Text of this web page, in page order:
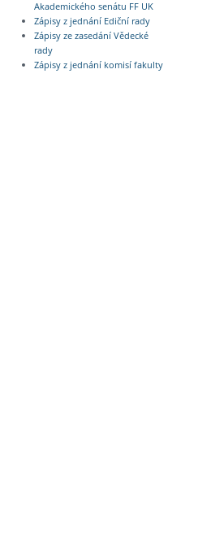
Akademického senátu FF UK
Zápisy z jednání Ediční rady
Zápisy ze zasedání Vědecké
rady
Zápisy z jednání komisí fakulty